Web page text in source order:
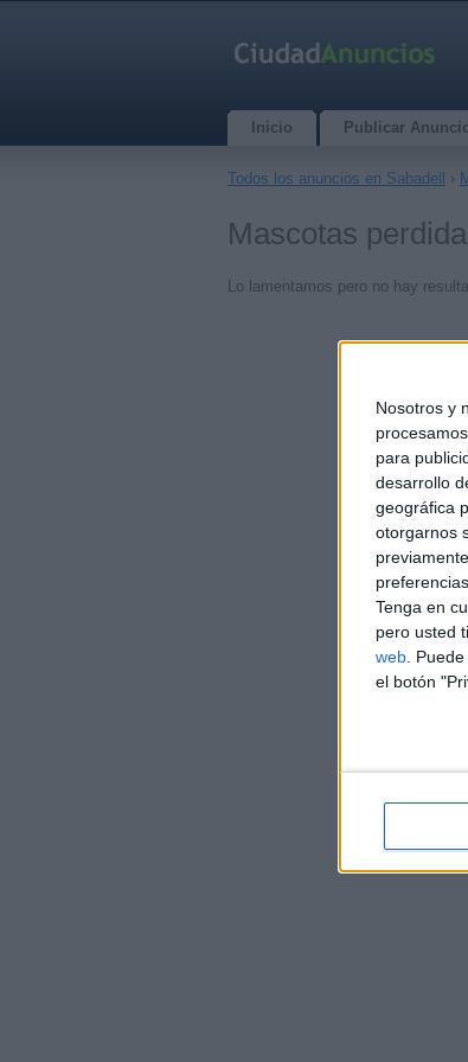
Nosotros y
para
desarrollo
geográfica
otorgarnos
Tenga en
pero usted
web .
el botón
Inicio Publicar
Todos los anuncios en Sabadell ›
Mascotas
Lo lamentamos pero no hay